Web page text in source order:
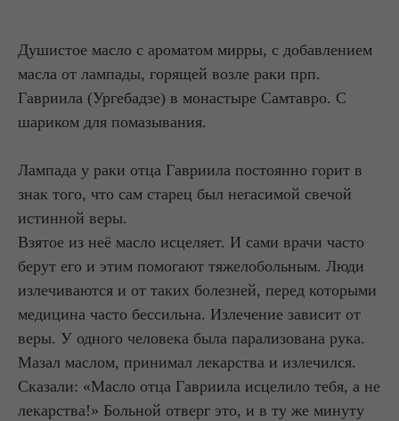
Душистое масло с ароматом мирры, с добавлением
масла от лампады, горящей возле раки прп.
Гавриила (Ургебадзе) в монастыре Самтавро. С
шариком для помазывания.
Лампада у раки отца Гавриила постоянно горит в
знак того, что сам старец был негасимой свечой
истинной веры.
Взятое из неё масло исцеляет. И сами врачи часто
берут его и этим помогают тяжелобольным. Люди
излечиваются и от таких болезней, перед которыми
медицина часто бессильна. Излечение зависит от
веры. У одного человека была парализована рука.
Мазал маслом, принимал лекарства и излечился.
Сказали: «Масло отца Гавриила исцелило тебя, а не
лекарства!» Больной отверг это, и в ту же минуту